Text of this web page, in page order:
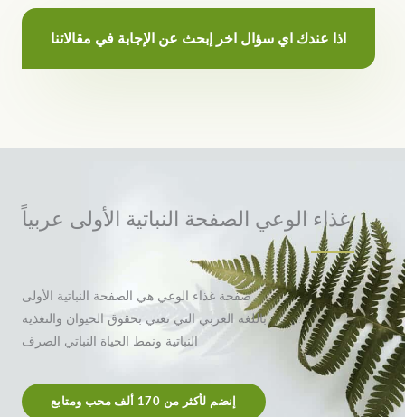
اذا عندك اي سؤال اخر إبحث عن الإجابة في مقالاتنا
غذاء الوعي الصفحة النباتية الأولى عربياً
صفحة غذاء الوعي هي الصفحة النباتية الأولى
باللغة العربي التي تعني بحقوق الحيوان والتغذية
النباتية ونمط الحياة النباتي الصرف
إنضم لأكثر من 170 ألف محب ومتابع